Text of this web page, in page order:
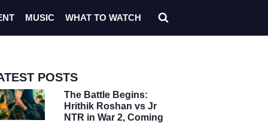
MUSIC WHAT TO WATCH
POSTS
The Battle Begins:
Hrithik Roshan vs Jr
NTR in War 2, Coming